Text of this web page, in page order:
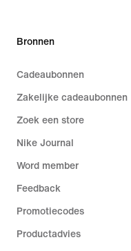
Bronnen
Cadeaubonnen
Zakelijke cadeaubonnen
Zoek een store
Nike Journal
Word member
Feedback
Promotiecodes
Productadvies